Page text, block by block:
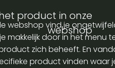
product in onze
webshop
webshop vind je
makkelijk door in het menu
zich beheeft. En
product vinden waar